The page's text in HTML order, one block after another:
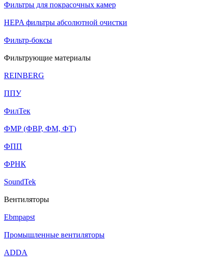
Фильтры для покрасочных камер
HEPA фильтры абсолютной очистки
Фильтр-боксы
Фильтрующие материалы
REINBERG
ППУ
ФилТек
ФМР (ФВР, ФМ, ФТ)
ФПП
ФРНК
SoundTek
Вентиляторы
Ebmpapst
Промышленные вентиляторы
ADDA